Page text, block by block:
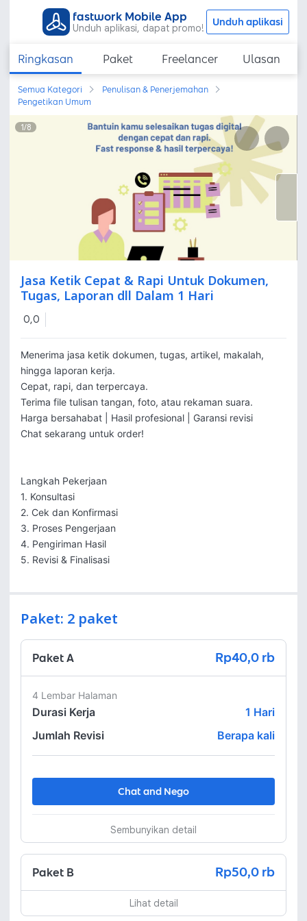
fastwork Mobile App
Unduh aplikasi, dapat promo! Unduh aplikasi
Ringkasan Paket Freelancer Ulasan
Semua Kategori
Penulisan & Penerjemahan
Pengetikan Umum
1/8
Jasa Ketik Cepat & Rapi Untuk Dokumen,
Tugas, Laporan dll Dalam 1 Hari
0,0
Menerima jasa ketik dokumen, tugas, artikel, makalah,
hingga laporan kerja.
Cepat, rapi, dan terpercaya.
Terima file tulisan tangan, foto, atau rekaman suara.
Harga bersahabat | Hasil profesional | Garansi revisi
Chat sekarang untuk order!
Langkah Pekerjaan
1. Konsultasi
2. Cek dan Konfirmasi
3. Proses Pengerjaan
4. Pengiriman Hasil
5. Revisi & Finalisasi
Paket: 2 paket
Paket A Rp40,0 rb
4 Lembar Halaman
Durasi Kerja 1 Hari
Jumlah Revisi
Berapa kali
Chat and Nego
Sembunyikan detail
Paket B Rp50,0 rb
Lihat detail